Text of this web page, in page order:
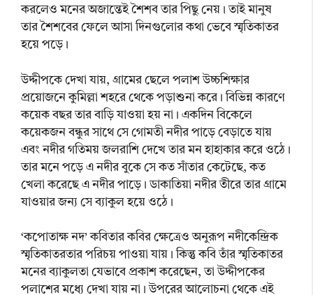
করলেও মনের অজান্তেই শৈশব তার পিছু নেয়। তাই মানুষ
তার শৈশবের ফেলে আসা দিনগুলোর কথা ভেবে স্মৃতিকাতর
হয়ে পড়ে।
উদ্দীপকে দেখা যায়, গ্রামের ছেলে পলাশ উচ্চশিক্ষার
প্রয়োজনে কুমিল্লা শহরে থেকে পড়াশুনা করে। বিভিন্ন কারণে
কয়েক বছর তার বাড়ি যাওয়া হয় না। একদিন বিকেলে
কয়েকজন বন্ধুর সাথে সে গোমতী নদীর পাড়ে বেড়াতে যায়
এবং নদীর গতিময় জলরাশি দেখে তার মন হাহাকার করে ওঠে।
তার মনে পড়ে এ নদীর বুকে সে কত সাঁতার কেটেছে, কত
খেলা করেছে এ নদীর পাড়ে। ডাকাতিয়া নদীর তীরে তার গ্রামে
যাওয়ার জন্য সে ব্যাকুল হয়ে ওঠে।
‘কপোতাক্ষ নদ’ কবিতার কবির ক্ষেত্রেও অনুরূপ নদীকেন্দ্রিক
স্মৃতিকাতরতার পরিচয় পাওয়া যায়। কিন্তু কবি তাঁর স্মৃতিকাতর
মনের ব্যাকুলতা যেভাবে প্রকাশ করেছেন, তা উদ্দীপকের
পলাশের মধ্যে দেখা যায় না। উপরের আলোচনা থেকে এই